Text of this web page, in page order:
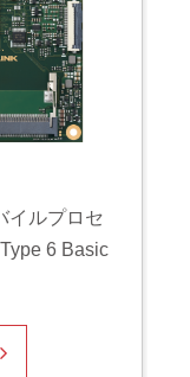
イルプロセ
6 Basic